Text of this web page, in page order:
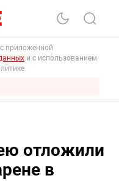
приложенной
и с использованием
отложили
в